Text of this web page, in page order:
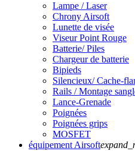
Lampe / Laser
Chrony Airsoft
Lunette de visée
Viseur Point Rouge
Batterie/ Piles
Chargeur de batterie
Bipieds
Silencieux/ Cache-
Rails / Montage
Lance-Grenade
Poignées
Poignées grips
MOSFET
équipement Airsoft